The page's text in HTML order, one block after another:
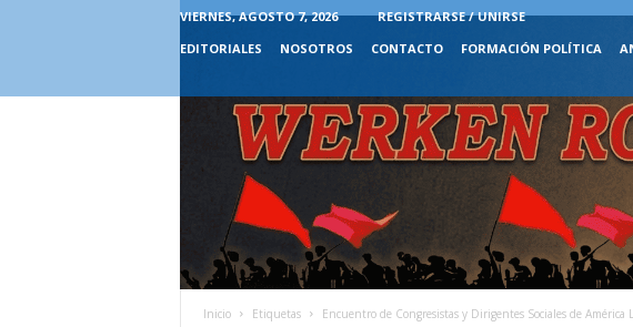
VIERNES, AGOSTO 7, 2026
REGISTRARSE / UNIRSE
EDITORIALES
NOSOTROS CONTACTO FORMACIÓN POLÍTICA
Inicio Etiquetas Encuentro de Congresistas y Dirigentes Sociales de América